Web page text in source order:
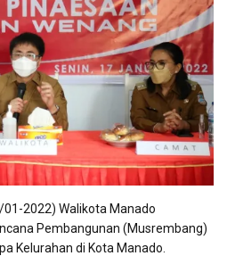
2022) Walikota Manado
Pembangunan (Musrembang)
Kelurahan di Kota Manado.